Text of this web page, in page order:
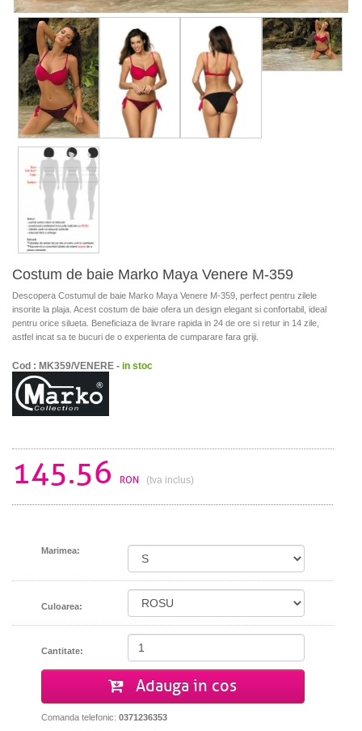
Costum de baie Marko Maya Venere M-359
Descopera Costumul de baie Marko Maya Venere M-359, perfect pentru zilele
insorite la plaja. Acest costum de baie ofera un design elegant si confortabil, ideal
pentru orice silueta. Beneficiaza de livrare rapida in 24 de ore si retur in 14 zile,
astfel incat sa te bucuri de o experienta de cumparare fara griji.
Cod : MK359/VENERE - in stoc
145.56 RON (tva inclus)
Marimea:
Culoarea:
Cantitate:
Adauga in cos
Comanda telefonic: 0371236353